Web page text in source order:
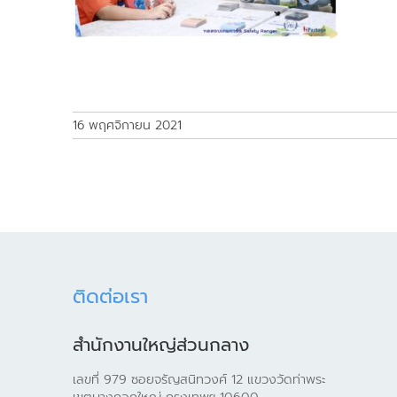
16 พฤศจิกายน 2021
ติดต่อเรา
สำนักงานใหญ่ส่วนกลาง
เลขที่ 979 ซอยจรัญสนิทวงศ์ 12 แขวงวัดท่าพระ